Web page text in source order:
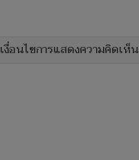
เงื่อนไขการแสดงความคิดเห็น